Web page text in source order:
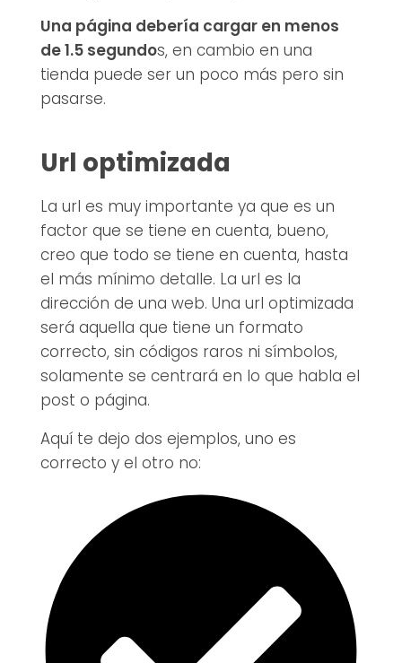
Una página debería cargar en menos
de 1.5 segundos, en cambio en una
tienda puede ser un poco más pero sin
pasarse.
Url optimizada
La url es muy importante ya que es un
factor que se tiene en cuenta, bueno,
creo que todo se tiene en cuenta, hasta
el más mínimo detalle. La url es la
dirección de una web. Una url optimizada
será aquella que tiene un formato
correcto, sin códigos raros ni símbolos,
solamente se centrará en lo que habla el
post o página.
Aquí te dejo dos ejemplos, uno es
correcto y el otro no: